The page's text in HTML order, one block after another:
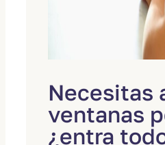
Necesitas
ventanas
¿entra